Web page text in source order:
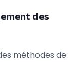
des
méthodes de